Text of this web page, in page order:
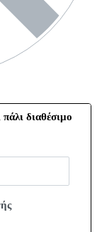
διαθέσιμο